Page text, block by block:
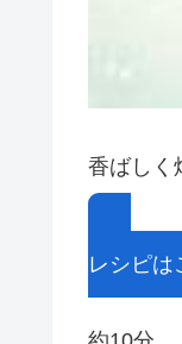
香ばしく
レシピは